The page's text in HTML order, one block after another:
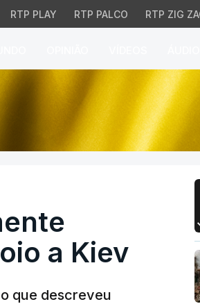
RTP PLAY RTP PALCO RTP ZIG
ataque
a Kiev
que descreveu